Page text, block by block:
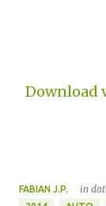
Download
FABIAN J.P. in